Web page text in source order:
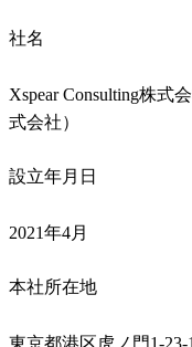
社名
Xspear Consulting株式
式会社）
設立年月日
2021年4月
本社所在地